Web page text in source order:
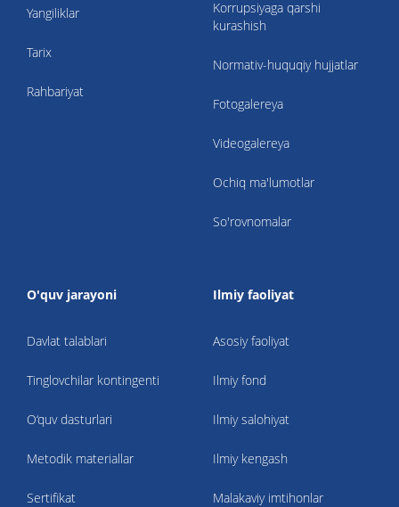
Yangiliklar
Tarix
Rahbariyat
Korrupsiyaga qarshi
kurashish
Normativ-huquqiy hujjatlar
Fotogalereya
Videogalereya
Ochiq ma'lumotlar
So'rovnomalar
O'quv jarayoni
Davlat talablari
Tinglovchilar kontingenti
O‘quv dasturlari
Metodik materiallar
Sertifikat
Ilmiy faoliyat
Asosiy faoliyat
Ilmiy fond
Ilmiy salohiyat
Ilmiy kengash
Malakaviy imtihonlar